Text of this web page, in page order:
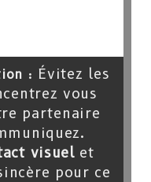
: Évitez les
vous
partenaire
visuelet
pour ce